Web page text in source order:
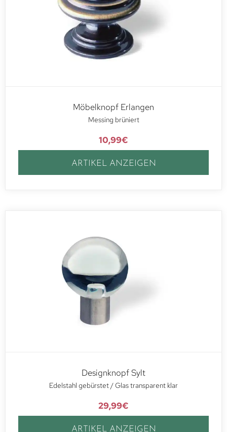
Möbelknopf Erlangen
Messing brüniert
10,99€
ARTIKEL ANZEIGEN
Designknopf Sylt
Edelstahl gebürstet / Glas transparent klar
29,99€
ARTIKEL ANZEIGEN